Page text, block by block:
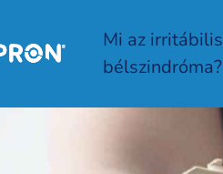
Mi az irritábilis
bélszindróma?